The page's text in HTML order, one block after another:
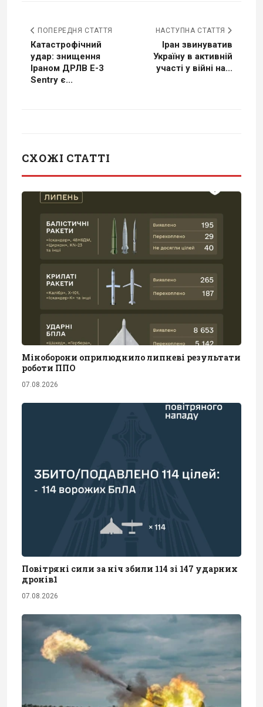
ПОПЕРЕДНЯ СТАТТЯ
Катастрофічний
удар: знищення
Іраном ДРЛВ E-3
Sentry є...
НАСТУПНА СТАТТЯ
Іран звинуватив
Україну в активній
участі у війні на...
СХОЖІ СТАТТІ
Міноборони оприлюднило липневі результати
роботи ППО
07.08.2026
Повітряні сили за ніч збили 114 зі 147 ударних
дронів1
07.08.2026